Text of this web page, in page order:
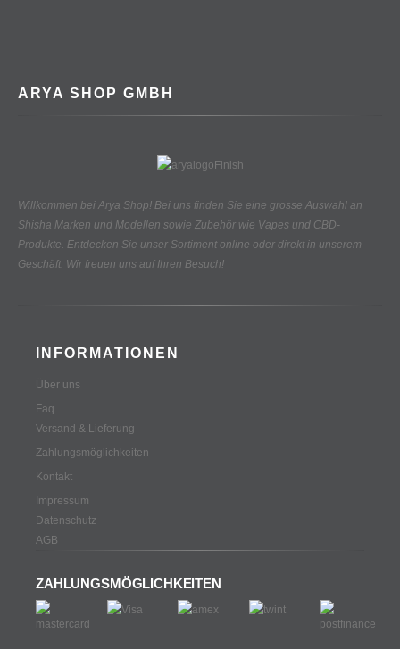
ARYA SHOP GMBH
Willkommen bei Arya Shop! Bei uns finden Sie eine grosse Auswahl an
Shisha Marken und Modellen sowie Zubehör wie Vapes und CBD-
Produkte. Entdecken Sie unser Sortiment online oder direkt in unserem
Geschäft. Wir freuen uns auf Ihren Besuch!
INFORMATIONEN
Über uns
Faq
Versand & Lieferung
Zahlungsmöglichkeiten
Kontakt
Impressum
Datenschutz
AGB
ZAHLUNGSMÖGLICHKEITEN